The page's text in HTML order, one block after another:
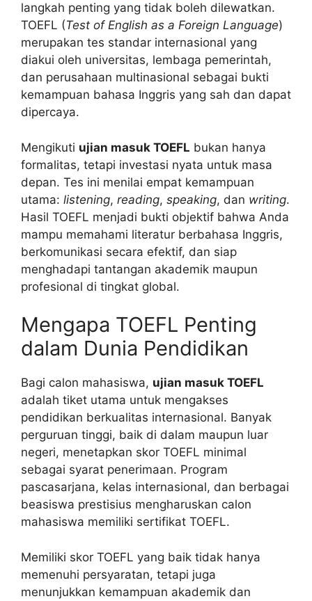
langkah penting yang tidak boleh dilewatkan.
TOEFL (Test of English as a Foreign Language)
merupakan tes standar internasional yang
diakui oleh universitas, lembaga pemerintah,
dan perusahaan multinasional sebagai bukti
kemampuan bahasa Inggris yang sah dan dapat
dipercaya.
Mengikuti ujian masuk TOEFL bukan hanya
formalitas, tetapi investasi nyata untuk masa
depan. Tes ini menilai empat kemampuan
utama: listening, reading, speaking, dan writing.
Hasil TOEFL menjadi bukti objektif bahwa Anda
mampu memahami literatur berbahasa Inggris,
berkomunikasi secara efektif, dan siap
menghadapi tantangan akademik maupun
profesional di tingkat global.
Mengapa TOEFL Penting
dalam Dunia Pendidikan
Bagi calon mahasiswa, ujian masuk TOEFL
adalah tiket utama untuk mengakses
pendidikan berkualitas internasional. Banyak
perguruan tinggi, baik di dalam maupun luar
negeri, menetapkan skor TOEFL minimal
sebagai syarat penerimaan. Program
pascasarjana, kelas internasional, dan berbagai
beasiswa prestisius mengharuskan calon
mahasiswa memiliki sertifikat TOEFL.
Memiliki skor TOEFL yang baik tidak hanya
memenuhi persyaratan, tetapi juga
menunjukkan kemampuan akademik dan